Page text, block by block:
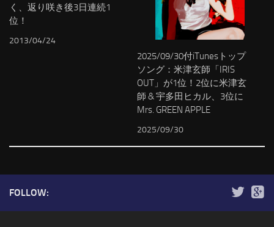
く、返り咲き後3日連続1
位！
2013/04/24
2025/09/30付iTunesトップ
ソング：米津玄師「IRIS
OUT」が1位！2位に米津玄
師 & 宇多田ヒカル、3位に
Mrs. GREEN APPLE
2025/09/30
FOLLOW: